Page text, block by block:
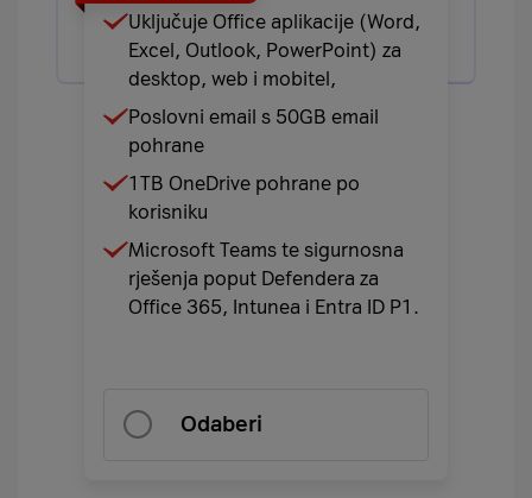
Uključuje Office aplikacije (Word,
Excel, Outlook, PowerPoint) za
desktop, web i mobitel,
Poslovni email s 50GB email
pohrane
1TB OneDrive pohrane po
korisniku
Microsoft Teams te sigurnosna
rješenja poput Defendera za
Office 365, Intunea i Entra ID P1.
Odaberi